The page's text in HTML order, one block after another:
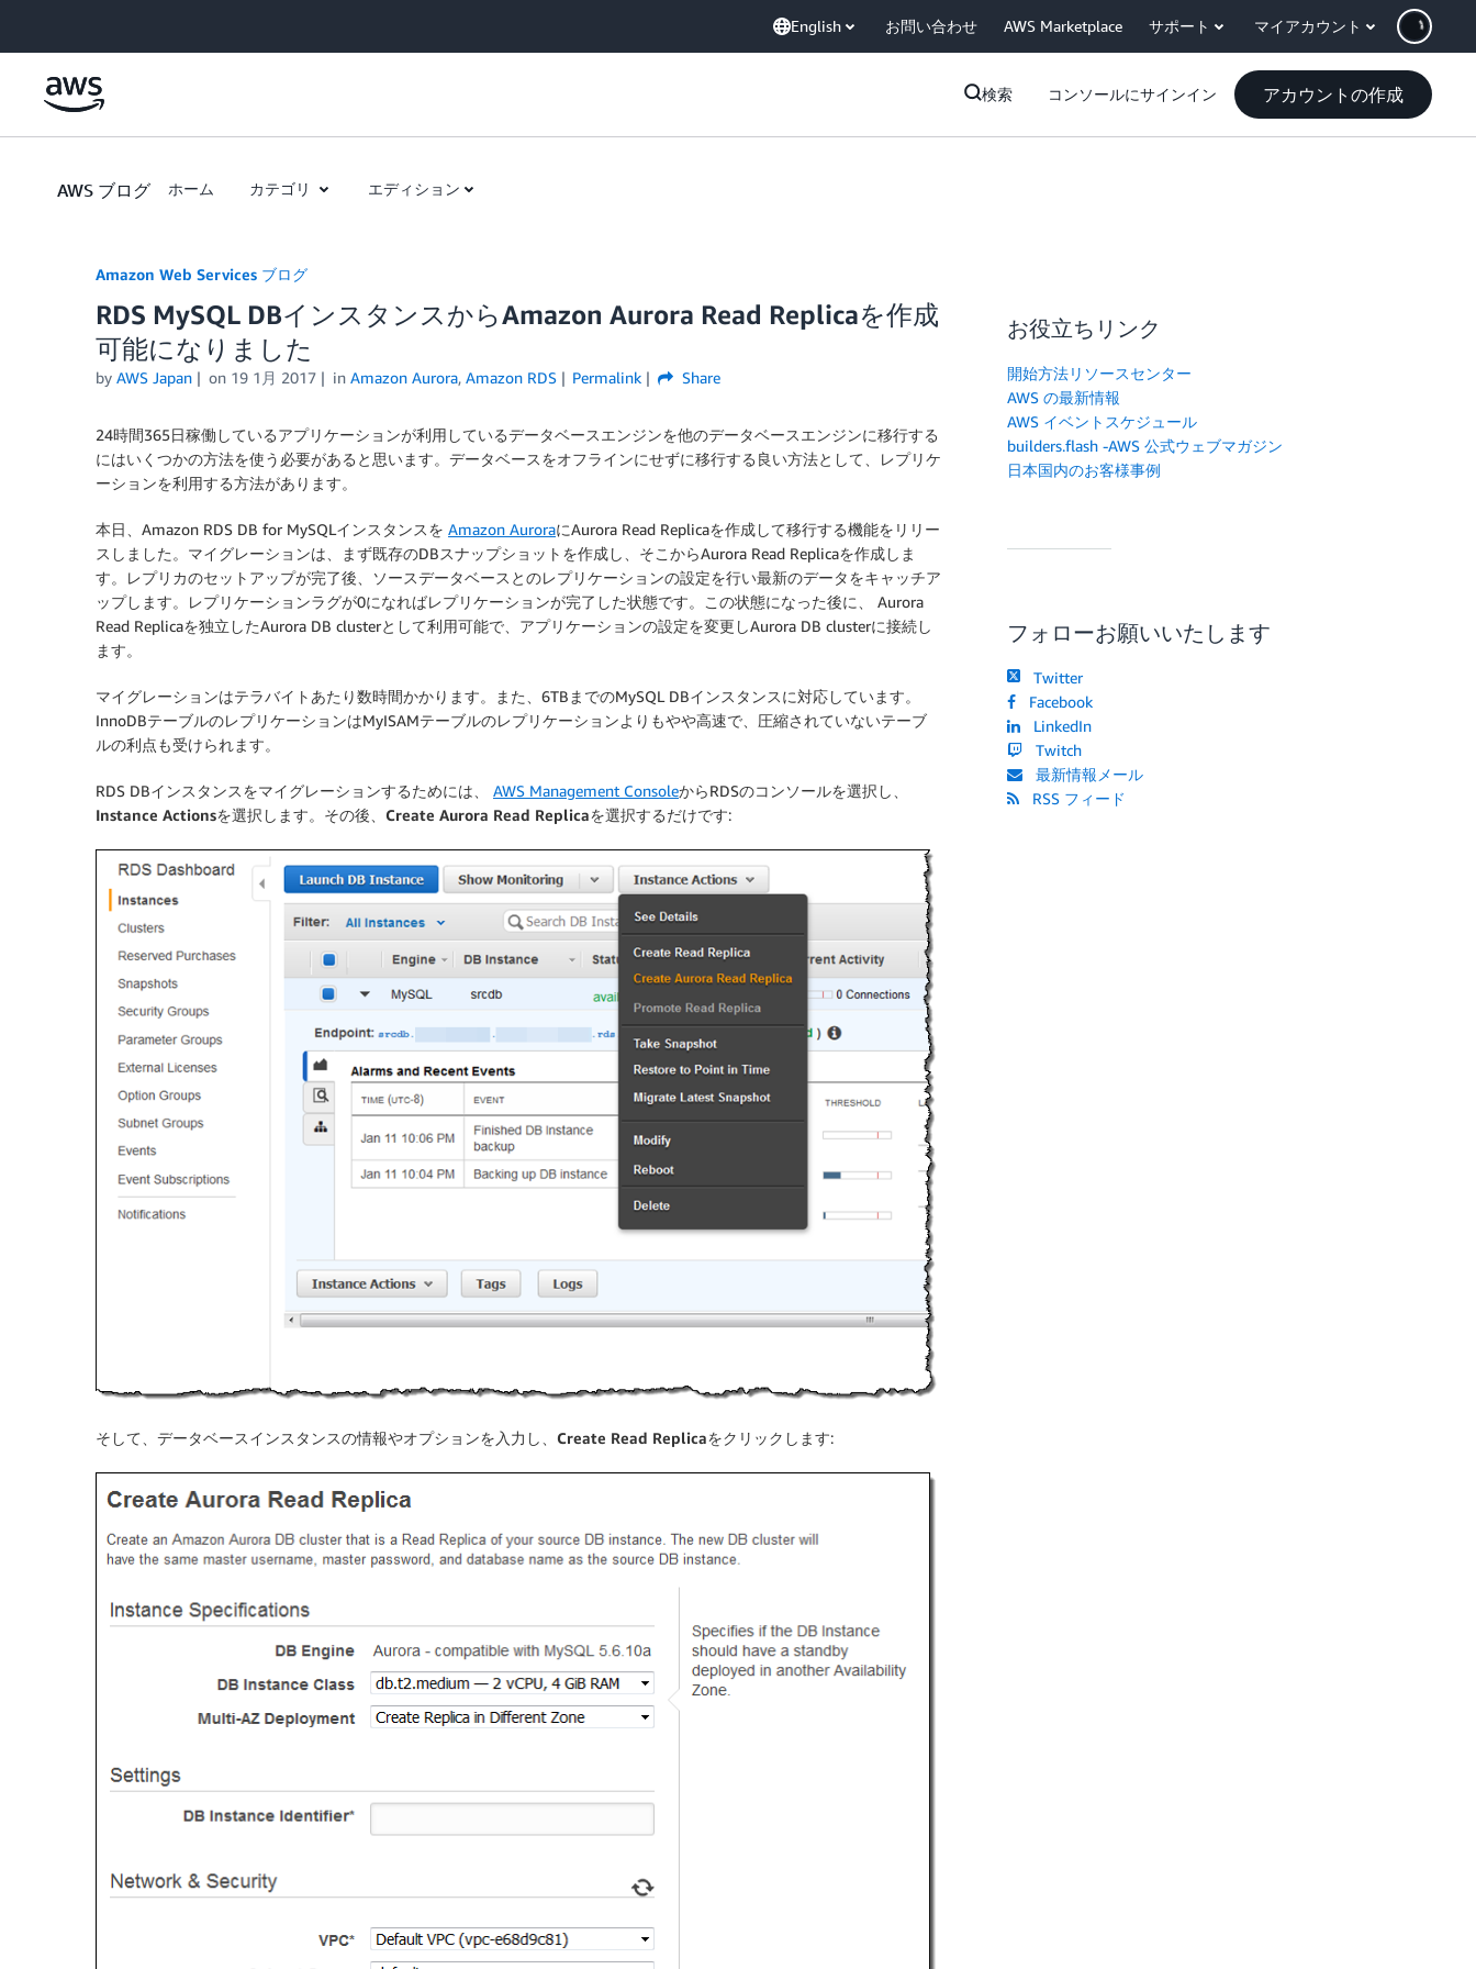
English お問い合わせ AWS Marketplace サポート マイアカウント
検索 コンソールにサインイン アカウントの作成
AWS ブログ ホーム カテゴリ エディション
Amazon Web Services ブログ
RDS MySQL DBインスタンスからAmazon Aurora Read Replicaを作成
可能になりました
by AWS Japan on 19 1月 2017 in Amazon Aurora, Amazon RDS Permalink Share
24時間365日稼働しているアプリケーションが利用しているデータベースエンジンを他のデータベースエンジンに移行する
にはいくつかの方法を使う必要があると思います。データベースをオフラインにせずに移行する良い方法として、レプリケ
ーションを利用する方法があります。
本日、Amazon RDS DB for MySQLインスタンスを Amazon AuroraにAurora Read Replicaを作成して移行する機能をリリー
スしました。マイグレーションは、まず既存のDBスナップショットを作成し、そこからAurora Read Replicaを作成しま
す。レプリカのセットアップが完了後、ソースデータベースとのレプリケーションの設定を行い最新のデータをキャッチア
ップします。レプリケーションラグが0になればレプリケーションが完了した状態です。この状態になった後に、 Aurora
Read Replicaを独立したAurora DB clusterとして利用可能で、アプリケーションの設定を変更しAurora DB clusterに接続し
ます。
マイグレーションはテラバイトあたり数時間かかります。また、6TBまでのMySQL DBインスタンスに対応しています。
InnoDBテーブルのレプリケーションはMyISAMテーブルのレプリケーションよりもやや高速で、圧縮されていないテーブ
ルの利点も受けられます。
RDS DBインスタンスをマイグレーションするためには、 AWS Management ConsoleからRDSのコンソールを選択し、
Instance Actionsを選択します。その後、 Create Aurora Read Replicaを選択するだけです:
そして、データベースインスタンスの情報やオプションを入力し、 Create Read Replicaをクリックします:
お役立ちリンク
開始方法リソースセンター
AWS の最新情報
AWS イベントスケジュール
builders.flash -AWS 公式ウェブマガジン
日本国内のお客様事例
フォローお願いいたします
Twitter
Facebook
LinkedIn
Twitch
最新情報メール
RSS フィード